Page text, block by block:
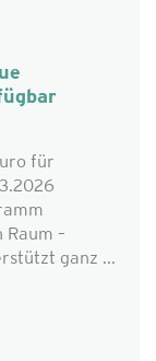
für
–
ganz ...